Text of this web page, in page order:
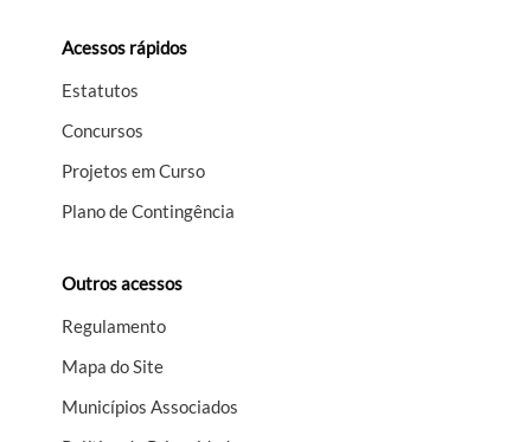
Acessos rápidos
Estatutos
Concursos
Projetos em Curso
Plano de Contingência
Outros acessos
Regulamento
Mapa do Site
Municípios Associados